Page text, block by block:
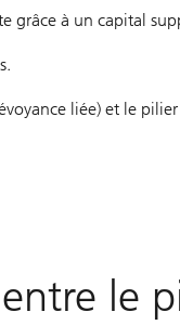
grâce à un capital
liée) et le
le